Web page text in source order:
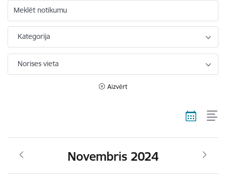
Meklēt notikumu
Kategorija
Norises vieta
Aizvērt
Novembris 2024